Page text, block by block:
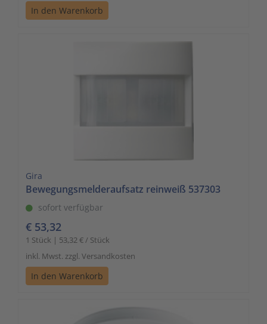
In den Warenkorb
Gira
Bewegungsmelderaufsatz reinweiß 537303
sofort verfügbar
€ 53,32
1 Stück | 53,32 € / Stück
inkl. Mwst. zzgl. Versandkosten
In den Warenkorb